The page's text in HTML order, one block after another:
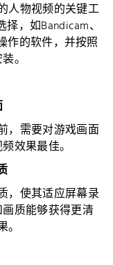
人物视频的关键工
，如Bandicam、
作的软件，并按照
。
，需要对游戏画面
效果最佳。
，使其适应屏幕录
质能够获得更清